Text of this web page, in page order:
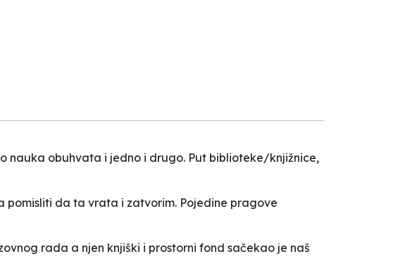
nauka obuhvata i jedno i drugo. Put biblioteke/knjižnice,
pomisliti da ta vrata i zatvorim. Pojedine pragove
rada a njen knjiški i prostorni fond sačekao je naš